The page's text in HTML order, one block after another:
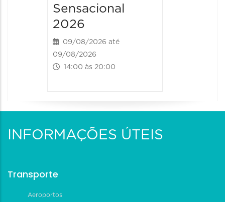
Sensacional
2026
09/08/2026 até
09/08/2026
14:00 às 20:00
INFORMAÇÕES ÚTEIS
Transporte
Aeroportos